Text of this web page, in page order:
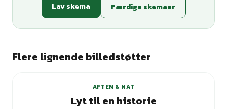
Lav skema
Færdige skemaer
Flere lignende billedstøtter
AFTEN & NAT
Lyt til en historie